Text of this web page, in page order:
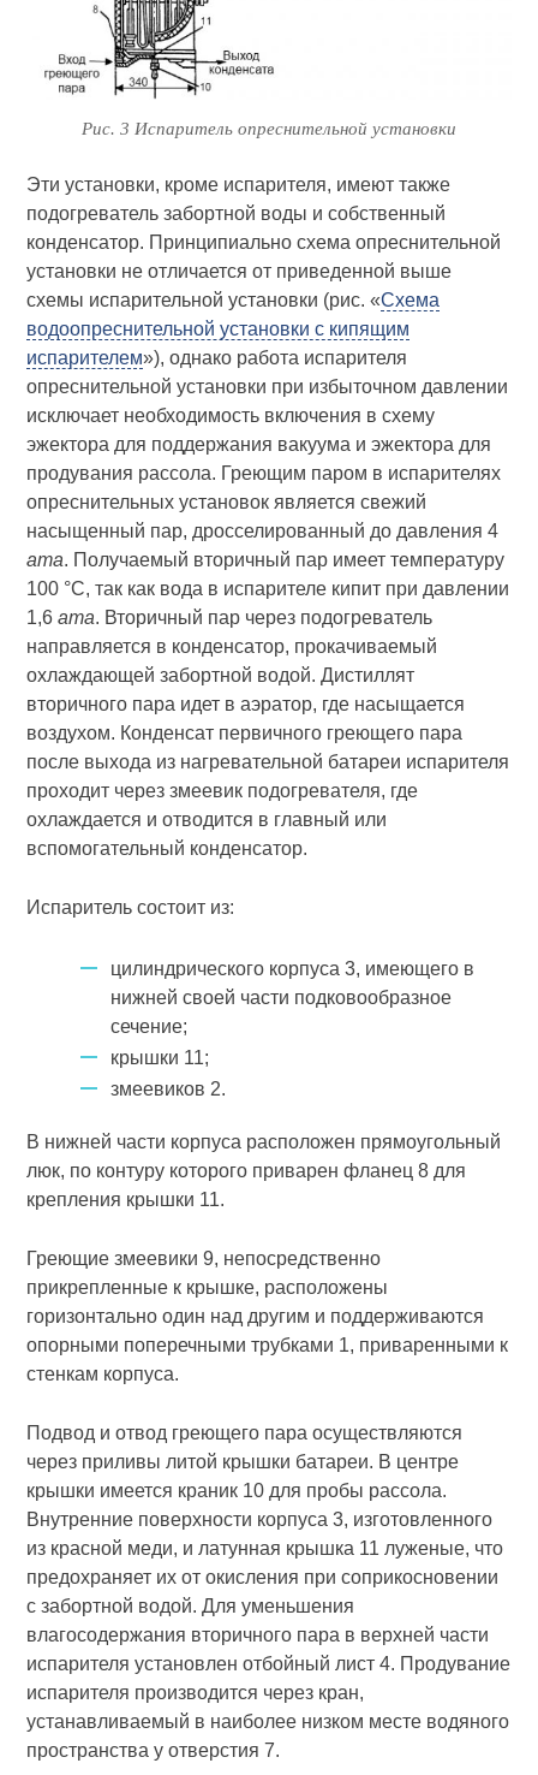
Рис. 3 Испаритель опреснительной установки
Эти установки, кроме испарителя, имеют также
подогреватель забортной воды и собственный
конденсатор. Принципиально схема опреснительной
установки не отличается от приведенной выше
схемы испарительной установки (рис. «Схема
водоопреснительной установки с кипящим
испарителем»), однако работа испарителя
опреснительной установки при избыточном давлении
исключает необходимость включения в схему
эжектора для поддержания вакуума и эжектора для
продувания рассола. Греющим паром в испарителях
опреснительных установок является свежий
насыщенный пар, дросселированный до давления 4
ата. Получаемый вторичный пар имеет температуру
100 °С, так как вода в испарителе кипит при давлении
1,6ата. Вторичный пар через подогреватель
направляется в конденсатор, прокачиваемый
охлаждающей забортной водой. Дистиллят
вторичного пара идет в аэратор, где насыщается
воздухом. Конденсат первичного греющего пара
после выхода из нагревательной батареи испарителя
проходит через змеевик подогревателя, где
охлаждается и отводится в главный или
вспомогательный конденсатор.
Испаритель состоит из:
цилиндрического корпуса 3, имеющего в
нижней своей части подковообразное
сечение;
крышки 11;
змеевиков 2.
В нижней части корпуса расположен прямоугольный
люк, по контуру которого приварен фланец 8 для
крепления крышки 11.
Греющие змеевики 9, непосредственно
прикрепленные к крышке, расположены
горизонтально один над другим и поддерживаются
опорными поперечными трубками 1, приваренными к
стенкам корпуса.
Подвод и отвод греющего пара осуществляются
через приливы литой крышки батареи. В центре
крышки имеется краник 10 для пробы рассола.
Внутренние поверхности корпуса 3, изготовленного
из красной меди, и латунная крышка 11 луженые, что
предохраняет их от окисления при соприкосновении
с забортной водой. Для уменьшения
влагосодержания вторичного пара в верхней части
испарителя установлен отбойный лист 4. Продувание
испарителя производится через кран,
устанавливаемый в наиболее низком месте водяного
пространства у отверстия 7.